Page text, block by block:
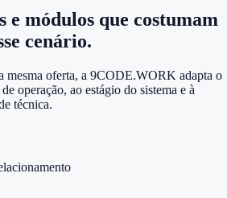
e módulos que costumam
cenário.
mesma oferta, a 9CODE.WORK adapta o
operação, ao estágio do sistema e à
técnica.